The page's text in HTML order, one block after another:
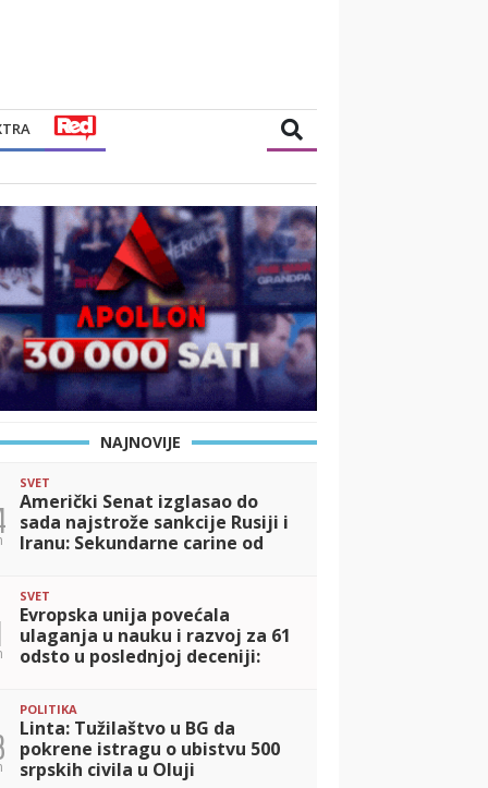
NAJNOVIJE
SVET
Američki Senat izglasao do
sada najstrože sankcije Rusiji i
Iranu: Sekundarne carine od
kroz
SVET
Evropska unija povećala
ulaganja u nauku i razvoj za 61
odsto u poslednjoj deceniji:
POLITIKA
Linta: Tužilaštvo u BG da
pokrene istragu o ubistvu 500
srpskih civila u Oluji